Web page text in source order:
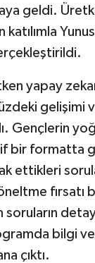
geldi.
yapay
gelişimi
Gençlerin
bir formatta
ettikleri
fırsatı
bilgi
çıktı.